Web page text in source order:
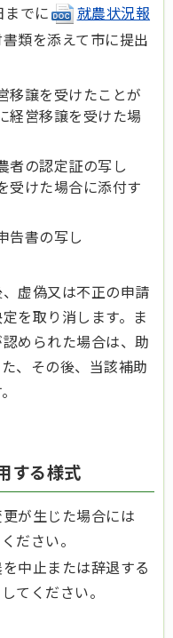
でに
就農状況報
類を添えて市に提出
移譲を受けたことが
営移譲を受けた場
者の認定証の写し
受けた場合に添付す
告書の写し
虚偽又は不正の申請
を取り消します。ま
められた場合は、助
、その後、当該補助
する様式
が生じた場合には
ださい。
中止または辞退する
てください。